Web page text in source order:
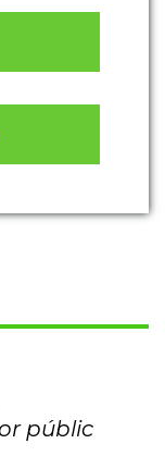
públic